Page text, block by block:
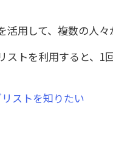
活用して、複数の人
ストを利用すると、1
ストを知りたい